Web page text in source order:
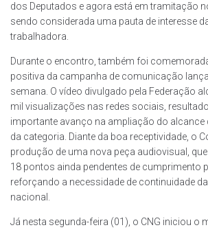
dos Deputados e agora está em tramitação
sendo considerada uma pauta de interesse
trabalhadora.
Durante o encontro, também foi
positiva da campanha de comunicação
semana. O vídeo divulgado pela Federação
mil visualizações nas redes sociais,
importante avanço na ampliação do alcance
da categoria. Diante da boa receptividade, o
produção de uma nova peça audiovisual,
18 pontos ainda pendentes de cumprimento
reforçando a necessidade de continuidade
nacional.
Já nesta segunda-feira (01), o CNG iniciou o